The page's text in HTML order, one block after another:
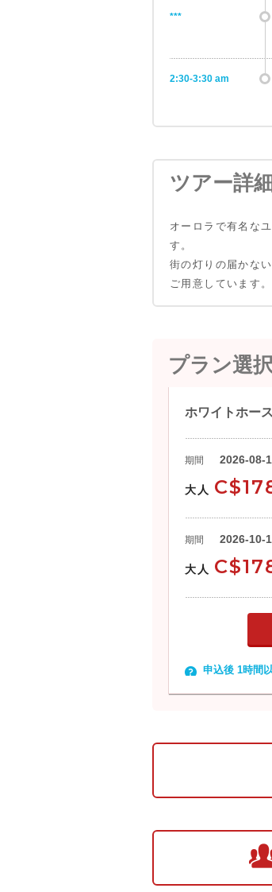
***
2:30-3:30 am
ツアー詳
オーロラで有名な
す。
街の灯りの届かな
ご用意しています。
プラン選
ホワイトホー
期間 2026-08-
大人
期間 2026-10-
大人
申込後 1時間